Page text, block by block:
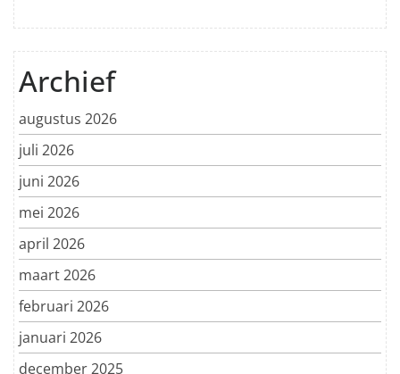
Archief
augustus 2026
juli 2026
juni 2026
mei 2026
april 2026
maart 2026
februari 2026
januari 2026
december 2025